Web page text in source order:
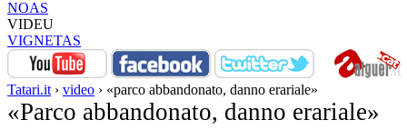
NOAS
VIDEU
VIGNETAS
Tatari.it › video › «parco abbandonato, danno erariale»
«Parco abbandonato, danno erariale»